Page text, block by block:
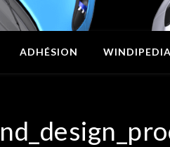
ADHÉSION WINDIPEDIA